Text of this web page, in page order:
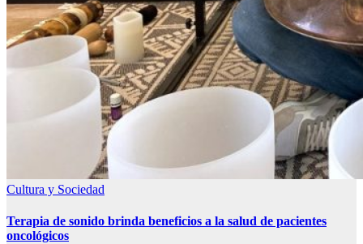
Cultura y Sociedad
Terapia de sonido brinda beneficios a la salud de pacientes
oncológicos